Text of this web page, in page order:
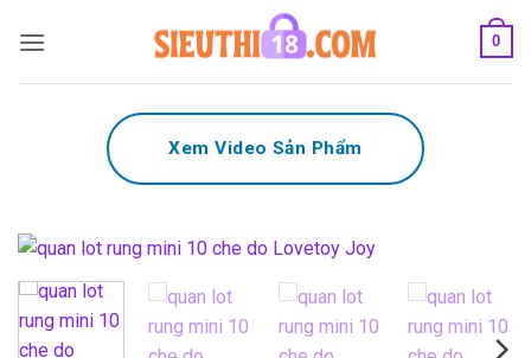
qua
0
Xem Video Sản Phẩm